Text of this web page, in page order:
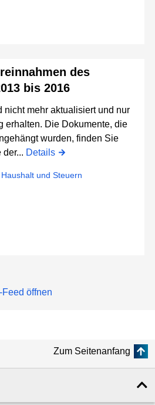
des
bis 2016
nicht mehr aktualisiert und nur
erhalten. Die Dokumente, die
wurden, finden Sie
der... Details
und Steuern
öffnen
Zum Seitenanfang